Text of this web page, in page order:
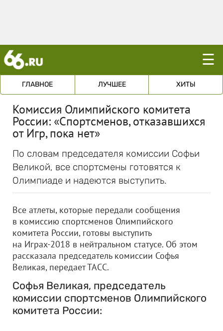
☰
ГЛАВНОЕ ЛУЧШЕЕ ХИТЫ
Комиссия Олимпийского комитета
России: «Спортсменов, отказавшихся
от Игр, пока нет»
По словам председателя комиссии Софьи
Великой, все спортсмены готовятся к
Олимпиаде и надеются выступить.
Все атлеты, которые передали сообщения
в комиссию спортсменов Олимпийского
комитета России, готовы выступить
на Играх-2018 в нейтральном статусе. Об этом
рассказала председатель комиссии Софья
Великая, передает ТАСС.
Софья Великая, председатель
комиссии спортсменов Олимпийского
комитета России: